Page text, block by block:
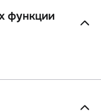
функции